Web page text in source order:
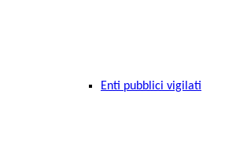
Enti pubblici vigilati